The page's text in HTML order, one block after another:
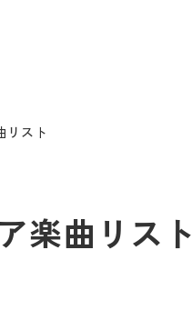
リスト
楽曲リスト